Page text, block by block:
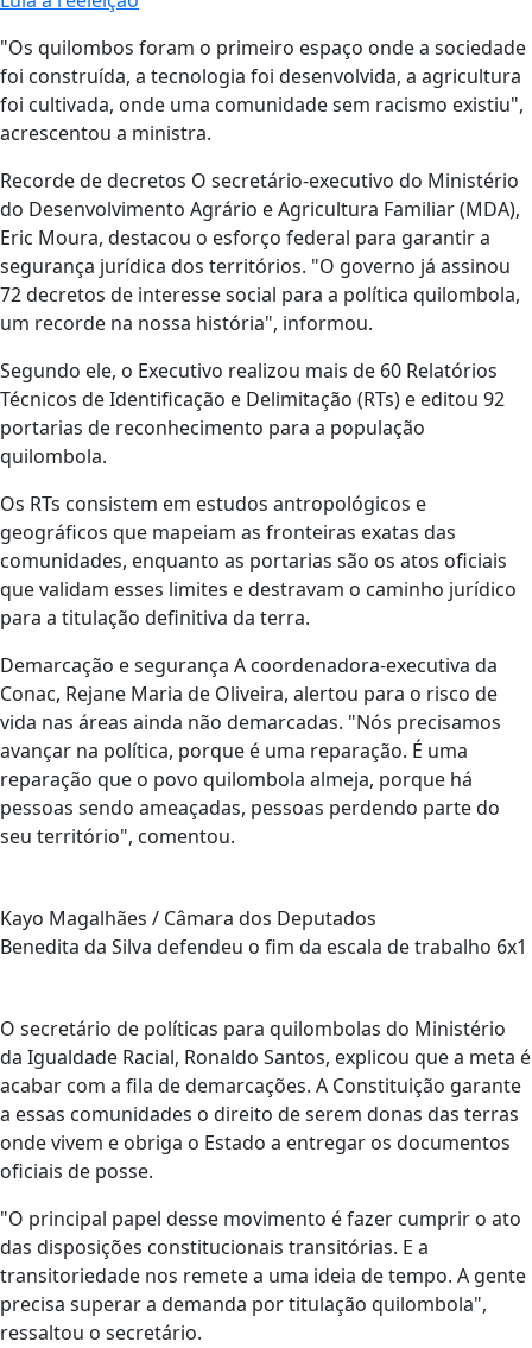
"Os quilombos foram o primeiro espaço onde a sociedade
foi construída, a tecnologia foi desenvolvida, a agricultura
foi cultivada, onde uma comunidade sem racismo existiu",
acrescentou a ministra.
Recorde de decretos O secretário-executivo do Ministério
do Desenvolvimento Agrário e Agricultura Familiar (MDA),
Eric Moura, destacou o esforço federal para garantir a
segurança jurídica dos territórios. "O governo já assinou
72 decretos de interesse social para a política quilombola,
um recorde na nossa história", informou.
Segundo ele, o Executivo realizou mais de 60 Relatórios
Técnicos de Identificação e Delimitação (RTs) e editou 92
portarias de reconhecimento para a população
quilombola.
Os RTs consistem em estudos antropológicos e
geográficos que mapeiam as fronteiras exatas das
comunidades, enquanto as portarias são os atos oficiais
que validam esses limites e destravam o caminho jurídico
para a titulação definitiva da terra.
Demarcação e segurança A coordenadora-executiva da
Conac, Rejane Maria de Oliveira, alertou para o risco de
vida nas áreas ainda não demarcadas. "Nós precisamos
avançar na política, porque é uma reparação. É uma
reparação que o povo quilombola almeja, porque há
pessoas sendo ameaçadas, pessoas perdendo parte do
seu território", comentou.
Kayo Magalhães / Câmara dos Deputados
Benedita da Silva defendeu o fim da escala de trabalho 6x1
O secretário de políticas para quilombolas do Ministério
da Igualdade Racial, Ronaldo Santos, explicou que a meta é
acabar com a fila de demarcações. A Constituição garante
a essas comunidades o direito de serem donas das terras
onde vivem e obriga o Estado a entregar os documentos
oficiais de posse.
"O principal papel desse movimento é fazer cumprir o ato
das disposições constitucionais transitórias. E a
transitoriedade nos remete a uma ideia de tempo. A gente
precisa superar a demanda por titulação quilombola",
ressaltou o secretário.